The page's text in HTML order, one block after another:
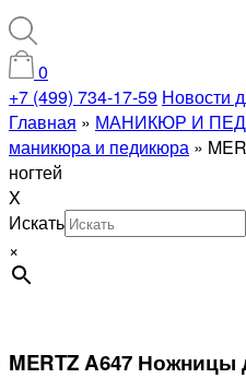
0
+7 (499) 734-17-59 Новости
Главная » МАНИКЮР И
маникюра и педикюра »
ногтей
X
Искать
×
MERTZ A647 Ножницы